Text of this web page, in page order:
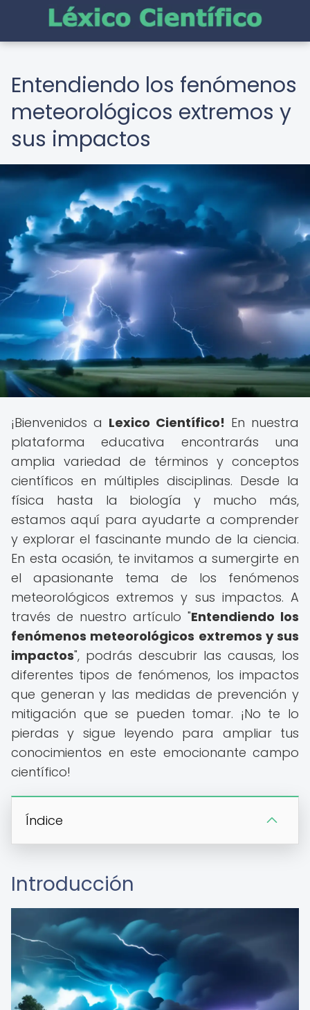
Entendiendo los fenómenos
meteorológicos extremos y
sus impactos
¡Bienvenidos a Lexico Científico! En nuestra
plataforma educativa encontrarás una
amplia variedad de términos y conceptos
científicos en múltiples disciplinas. Desde la
física hasta la biología y mucho más,
estamos aquí para ayudarte a comprender
y explorar el fascinante mundo de la ciencia.
En esta ocasión, te invitamos a sumergirte en
el apasionante tema de los fenómenos
meteorológicos extremos y sus impactos. A
través de nuestro artículo "Entendiendo los
fenómenos meteorológicos extremos y sus
impactos", podrás descubrir las causas, los
diferentes tipos de fenómenos, los impactos
que generan y las medidas de prevención y
mitigación que se pueden tomar. ¡No te lo
pierdas y sigue leyendo para ampliar tus
conocimientos en este emocionante campo
científico!
Índice
Introducción